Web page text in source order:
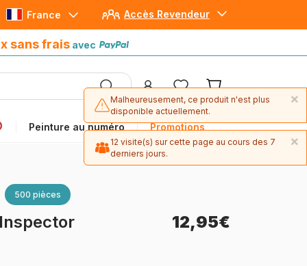
Accès Revendeur
France
sans frais avec
Peinture au numéro Promotions
avec Paypal
500 pièces
12,95€
×
Malheureusement, ce produit n'est plus
disponible actuellement.
×
12 visite(s) sur cette page au cours des 7
derniers jours.